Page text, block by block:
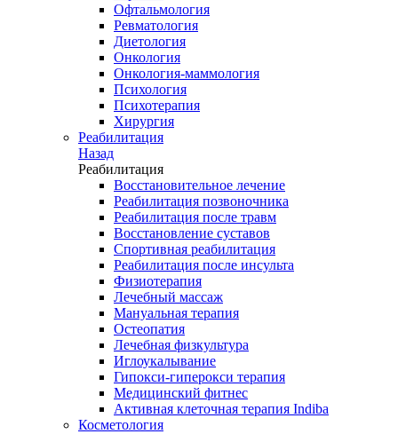
Офтальмология
Ревматология
Диетология
Онкология
Онкология-маммология
Психология
Психотерапия
Хирургия
Реабилитация
Назад
Реабилитация
Восстановительное лечение
Реабилитация позвоночника
Реабилитация после травм
Восстановление суставов
Спортивная реабилитация
Реабилитация после инсульта
Физиотерапия
Лечебный массаж
Мануальная терапия
Остеопатия
Лечебная физкультура
Иглоукалывание
Гипокси-гиперокси терапия
Медицинский фитнес
Активная клеточная терапия Indiba
Косметология